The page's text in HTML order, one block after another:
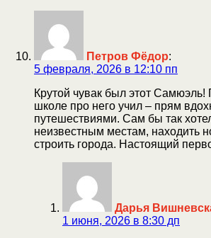
Петров Фёдор:
5 февраля, 2026 в 12:10 пп
Крутой чувак был этот Самюэль!
школе про него учил – прям
путешествиями. Сам бы так
неизвестным местам, находить
строить города. Настоящий
Дарья
1 июня, 2026 в 8:30 дп